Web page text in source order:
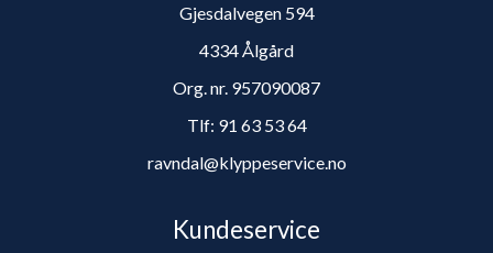
Gjesdalvegen 594
4334 Ålgård
Org. nr. 957090087
Tlf: 91 63 53 64
ravndal@klyppeservice.no
Kundeservice